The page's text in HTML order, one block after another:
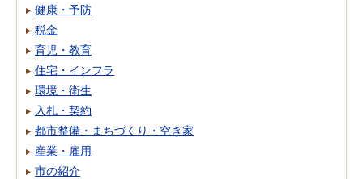
健康・予防
税金
育児・教育
住宅・インフラ
環境・衛生
入札・契約
都市整備・まちづくり・空き家
産業・雇用
市の紹介